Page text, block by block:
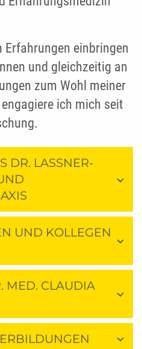
Erfahrungen einbringen
und gleichzeitig an
zum Wohl meiner
ich mich seit
DR. LASSNER-
UND KOLLEGEN
MED. CLAUDIA